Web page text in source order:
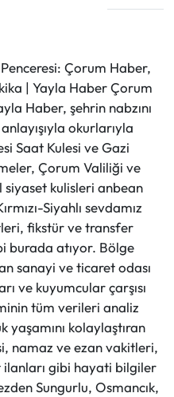
Çorum Haber,
| Yayla Haber Çorum
Haber, şehrin nabzını
okurlarıyla
Saat Kulesi ve Gazi
Çorum Valiliği ve
siyaset kulisleri anbean
Siyahlı sevdamız
fikstür ve transfer
burada atıyor. Bölge
sanayi ve ticaret odası
ve kuyumcular çarşısı
tüm verileri analiz
yaşamını kolaylaştıran
namaz ve ezan vakitleri,
gibi hayati bilgiler
Sungurlu, Osmancık,